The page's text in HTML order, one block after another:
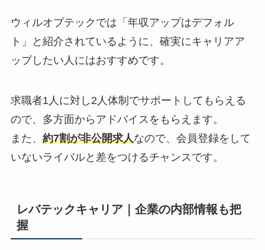
ウィルオブテックでは「年収アップはデフォル
ト」と紹介されているように、確実にキャリアア
ップしたい人にはおすすめです。
求職者1人に対し2人体制でサポートしてもらえる
ので、多方面からアドバイスをもらえます。
また、 約7割が非公開求人なので、会員登録をして
いないライバルと差をつけるチャンスです。
レバテックキャリア｜企業の内部情報も把
握